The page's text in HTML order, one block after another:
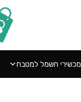
מכשירי חשמל למטבח